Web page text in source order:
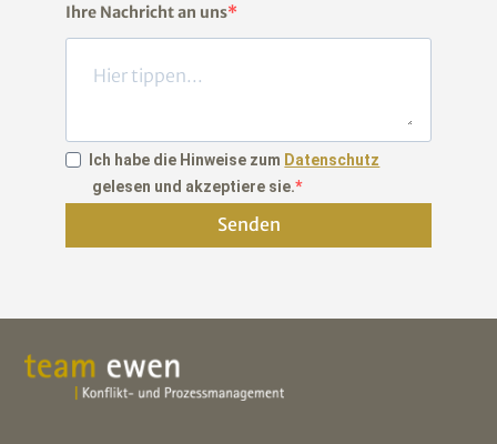
Ihre Nachricht an uns
Ich habe die Hinweise zum Datenschutz
gelesen und akzeptiere sie.
Senden